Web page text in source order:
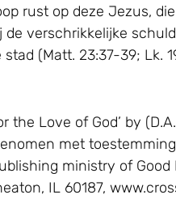
rust op deze Jezus,
de verschrikkelijke
(Matt. 23:37-39; Lk.
the Love of God’ by
met
ministry of Good
IL 60187,